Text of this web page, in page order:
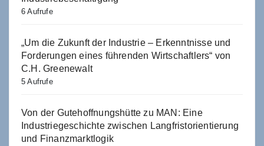
6 Aufrufe
„Um die Zukunft der Industrie – Erkenntnisse und
Forderungen eines führenden Wirtschaftlers“ von
C.H. Greenewalt
5 Aufrufe
Von der Gutehoffnungshütte zu MAN: Eine
Industriegeschichte zwischen Langfristorientierung
und Finanzmarktlogik